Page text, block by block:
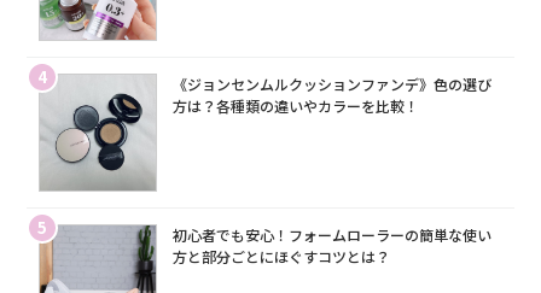
4
《ジョンセンムルクッションファンデ》色の選び
方は？各種類の違いやカラーを比較！
5
初心者でも安心！フォームローラーの簡単な使い
方と部分ごとにほぐすコツとは？